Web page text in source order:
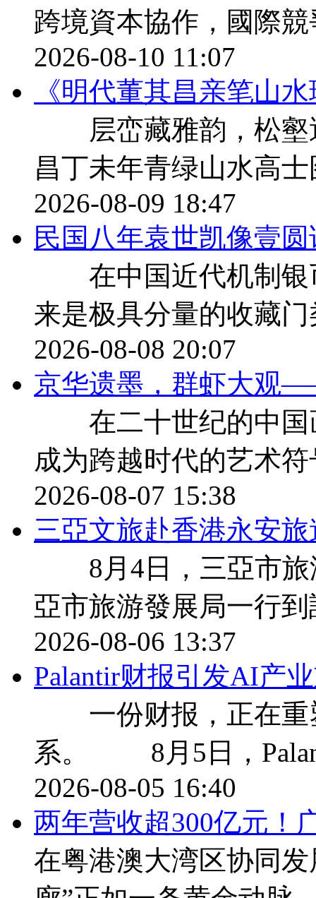
跨境資本協作，國際
2026-08-10 11:07
《明代董其昌亲笔山
层峦藏雅韵，松壑
昌丁未年青绿山水
2026-08-09 18:47
民国八年袁世凯像壹
在中国近代机制银
来是极具分量的收藏
2026-08-08 20:07
京华遗墨，群虾大观
在二十世纪的中国
成为跨越时代的艺术
2026-08-07 15:38
三亞文旅赴香港永安
8月4日，三亞市旅
亞市旅游發展局一行
2026-08-06 13:37
Palantir财报引发AI产
一份财报，正在重
系。 8月5日，
2026-08-05 16:40
两年营收超300亿元！
在粤港澳大湾区协同